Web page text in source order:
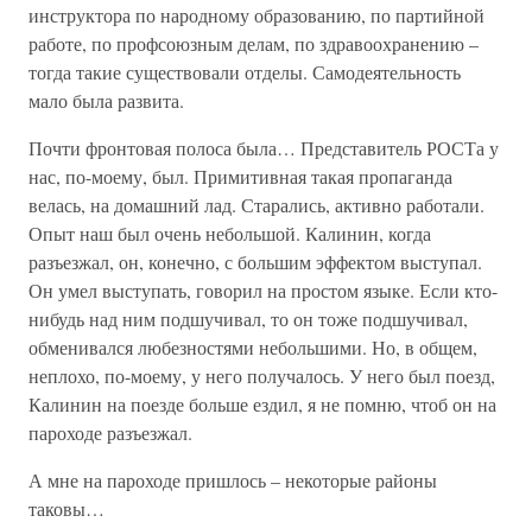
инструктора по народному образованию, по партийной
работе, по профсоюзным делам, по здравоохранению –
тогда такие существовали отделы. Самодеятельность
мало была развита.
Почти фронтовая полоса была… Представитель РОСТа у
нас, по-моему, был. Примитивная такая пропаганда
велась, на домашний лад. Старались, активно работали.
Опыт наш был очень небольшой. Калинин, когда
разъезжал, он, конечно, с большим эффектом выступал.
Он умел выступать, говорил на простом языке. Если кто-
нибудь над ним подшучивал, то он тоже подшучивал,
обменивался любезностями небольшими. Но, в общем,
неплохо, по-моему, у него получалось. У него был поезд,
Калинин на поезде больше ездил, я не помню, чтоб он на
пароходе разъезжал.
А мне на пароходе пришлось – некоторые районы
таковы…